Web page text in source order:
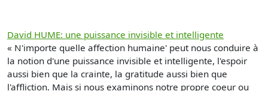
David HUME: une puissance invisible et intelligente
« N'importe quelle affection humaine' peut nous conduire à
la notion d'une puissance invisible et intelligente, l'espoir
aussi bien que la crainte, la gratitude aussi bien que
l'affliction. Mais si nous examinons notre propre coeur ou